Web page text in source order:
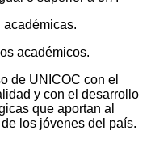
académicas.
académicos.
de UNICOC con el
y con el desarrollo
que aportan al
los jóvenes del país.